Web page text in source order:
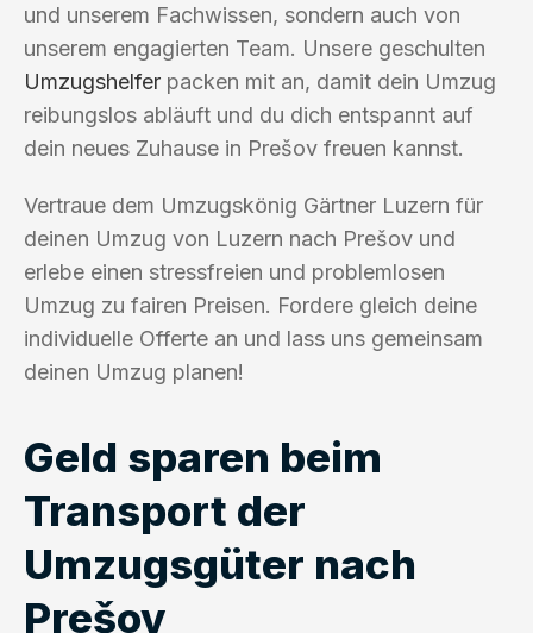
und unserem Fachwissen, sondern auch von
unserem engagierten Team. Unsere geschulten
Umzugshelfer packen mit an, damit dein Umzug
reibungslos abläuft und du dich entspannt auf
dein neues Zuhause in Prešov freuen kannst.
Vertraue dem Umzugskönig Gärtner Luzern für
deinen Umzug von Luzern nach Prešov und
erlebe einen stressfreien und problemlosen
Umzug zu fairen Preisen. Fordere gleich deine
individuelle Offerte an und lass uns gemeinsam
deinen Umzug planen!
Geld sparen beim
Transport der
Umzugsgüter nach
Prešov